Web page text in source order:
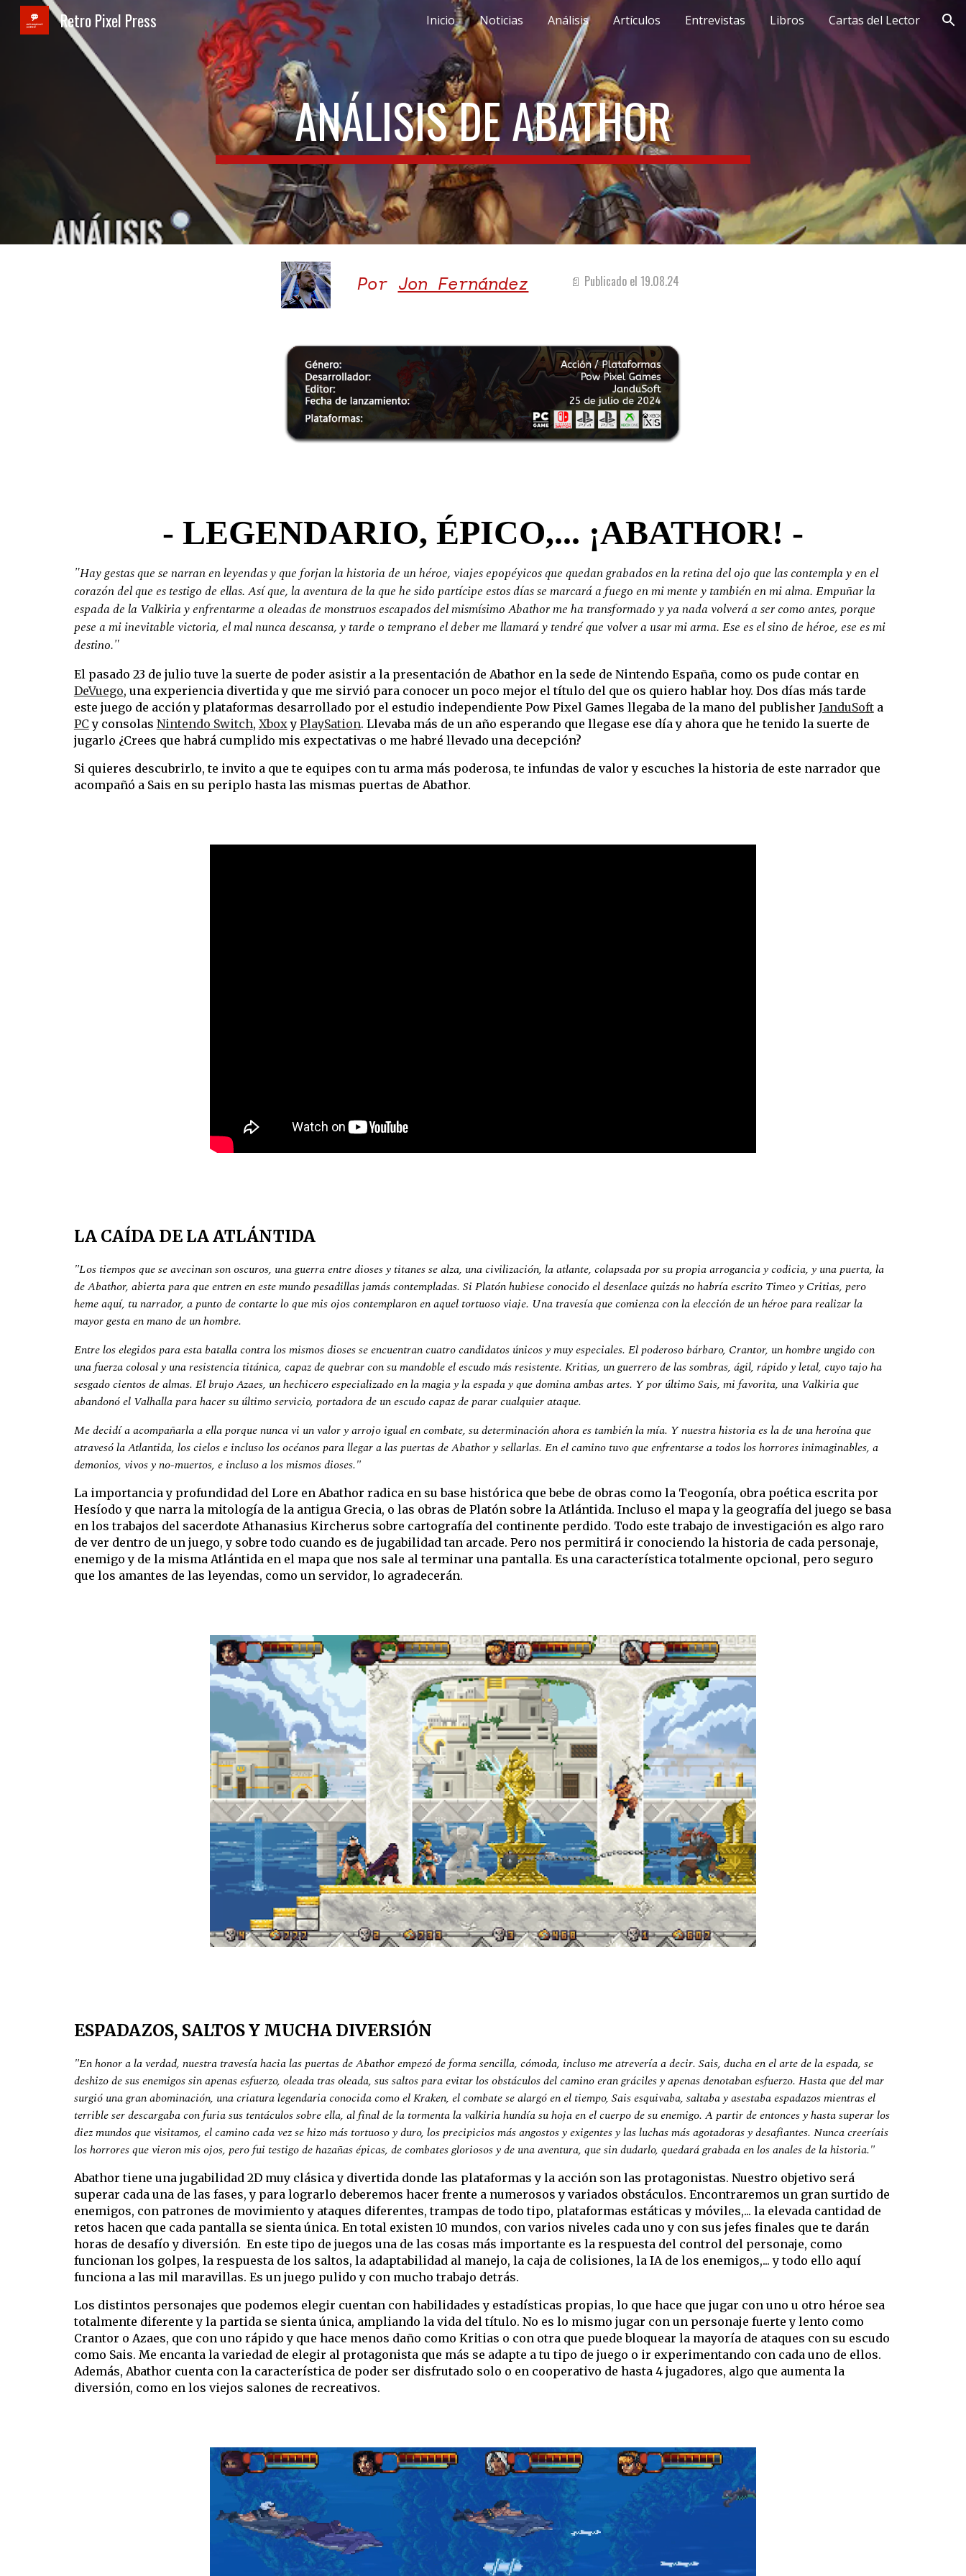
Skip to main content Skip to navigation
Retro Pixel Press Inicio Noticias Análisis Artículos Entrevistas Libros Cartas del Lector
ANÁLISIS DE ABATHOR
Por Jon Fernández 📄 Publicado el 19.08.24
- LEGENDARIO, ÉPICO,... ¡ABATHOR! -
"Hay gestas que se narran en leyendas y que forjan la historia de un héroe, viajes epopéyicos que quedan grabados en la retina del ojo que las contempla y en el
corazón del que es testigo de ellas. Así que, la aventura de la que he sido partícipe estos días se marcará a fuego en mi mente y también en mi alma. Empuñar la
espada de la Valkiria y enfrentarme a oleadas de monstruos escapados del mismísimo Abathor me ha transformado y ya nada volverá a ser como antes, porque
pese a mi inevitable victoria, el mal nunca descansa, y tarde o temprano el deber me llamará y tendré que volver a usar mi arma. Ese es el sino de héroe, ese es mi
destino."
El pasado 23 de julio tuve la suerte de poder asistir a la presentación de Abathor en la sede de Nintendo España, como os pude contar en
DeVuego, una experiencia divertida y que me sirvió para conocer un poco mejor el título del que os quiero hablar hoy. Dos días más tarde
este juego de acción y plataformas desarrollado por el estudio independiente Pow Pixel Games llegaba de la mano del publisher JanduSofta
PCy consolas Nintendo Switch, Xboxy PlaySation. Llevaba más de un año esperando que llegase ese día y ahora que he tenido la suerte de
jugarlo ¿Crees que habrá cumplido mis expectativas o me habré llevado una decepción?
Si quieres descubrirlo, te invito a que te equipes con tu arma más poderosa, te infundas de valor y escuches la historia de este narrador que
acompañó a Sais en su periplo hasta las mismas puertas de Abathor.
LA CAÍDA DE LA ATLÁNTIDA
"Los tiempos que se avecinan son oscuros, una guerra entre dioses y titanes se alza, una civilización, la atlante, colapsada por su propia arrogancia y codicia, y una puerta, la
de Abathor, abierta para que entren en este mundo pesadillas jamás contempladas. Si Platón hubiese conocido el desenlace quizás no habría escrito Timeo y Critias, pero
heme aquí, tu narrador, a punto de contarte lo que mis ojos contemplaron en aquel tortuoso viaje. Una travesía que comienza con la elección de un héroe para realizar la
mayor gesta en mano de un hombre.
Entre los elegidos para esta batalla contra los mismos dioses se encuentran cuatro candidatos únicos y muy especiales. El poderoso bárbaro, Crantor, un hombre ungido con
una fuerza colosal y una resistencia titánica, capaz de quebrar con su mandoble el escudo más resistente. Kritias, un guerrero de las sombras, ágil, rápido y letal, cuyo tajo ha
sesgado cientos de almas. El brujo Azaes, un hechicero especializado en la magia y la espada y que domina ambas artes. Y por último Sais, mi favorita, una Valkiria que
abandonó el Valhalla para hacer su último servicio, portadora de un escudo capaz de parar cualquier ataque.
Me decidí a acompañarla a ella porque nunca vi un valor y arrojo igual en combate, su determinación ahora es también la mía. Y nuestra historia es la de una heroína que
atravesó la Atlantida, los cielos e incluso los océanos para llegar a las puertas de Abathor y sellarlas. En el camino tuvo que enfrentarse a todos los horrores inimaginables, a
demonios, vivos y no-muertos, e incluso a los mismos dioses."
La importancia y profundidad del Lore en Abathor radica en su base histórica que bebe de obras como la Teogonía, obra poética escrita por
Hesíodo y que narra la mitología de la antigua Grecia, o las obras de Platón sobre la Atlántida. Incluso el mapa y la geografía del juego se basa
en los trabajos del sacerdote Athanasius Kircherus sobre cartografía del continente perdido. Todo este trabajo de investigación es algo raro
de ver dentro de un juego, y sobre todo cuando es de jugabilidad tan arcade. Pero nos permitirá ir conociendo la historia de cada personaje,
enemigo y de la misma Atlántida en el mapa que nos sale al terminar una pantalla. Es una característica totalmente opcional, pero seguro
que los amantes de las leyendas, como un servidor, lo agradecerán.
ESPADAZOS, SALTOS Y MUCHA DIVERSIÓN
"En honor a la verdad, nuestra travesía hacia las puertas de Abathor empezó de forma sencilla, cómoda, incluso me atrevería a decir. Sais, ducha en el arte de la espada, se
deshizo de sus enemigos sin apenas esfuerzo, oleada tras oleada, sus saltos para evitar los obstáculos del camino eran gráciles y apenas denotaban esfuerzo. Hasta que del mar
surgió una gran abominación, una criatura legendaria conocida como el Kraken, el combate se alargó en el tiempo, Sais esquivaba, saltaba y asestaba espadazos mientras el
terrible ser descargaba con furia sus tentáculos sobre ella, al final de la tormenta la valkiria hundía su hoja en el cuerpo de su enemigo. A partir de entonces y hasta superar los
diez mundos que visitamos, el camino cada vez se hizo más tortuoso y duro, los precipicios más angostos y exigentes y las luchas más agotadoras y desafiantes. Nunca creeríais
los horrores que vieron mis ojos, pero fui testigo de hazañas épicas, de combates gloriosos y de una aventura, que sin dudarlo, quedará grabada en los anales de la historia."
Abathor tiene una jugabilidad 2D muy clásica y divertida donde las plataformas y la acción son las protagonistas. Nuestro objetivo será
superar cada una de las fases, y para lograrlo deberemos hacer frente a numerosos y variados obstáculos. Encontraremos un gran surtido de
enemigos, con patrones de movimiento y ataques diferentes, trampas de todo tipo, plataformas estáticas y móviles,... la elevada cantidad de
retos hacen que cada pantalla se sienta única. En total existen 10 mundos, con varios niveles cada uno y con sus jefes finales que te darán
horas de desafío y diversión. En este tipo de juegos una de las cosas más importante es la respuesta del control del personaje, como
funcionan los golpes, la respuesta de los saltos, la adaptabilidad al manejo, la caja de colisiones, la IA de los enemigos,... y todo ello aquí
funciona a las mil maravillas. Es un juego pulido y con mucho trabajo detrás.
Los distintos personajes que podemos elegir cuentan con habilidades y estadísticas propias, lo que hace que jugar con uno u otro héroe sea
totalmente diferente y la partida se sienta única, ampliando la vida del título. No es lo mismo jugar con un personaje fuerte y lento como
Crantor o Azaes, que con uno rápido y que hace menos daño como Kritias o con otra que puede bloquear la mayoría de ataques con su escudo
como Sais. Me encanta la variedad de elegir al protagonista que más se adapte a tu tipo de juego o ir experimentando con cada uno de ellos.
Además, Abathor cuenta con la característica de poder ser disfrutado solo o en cooperativo de hasta 4 jugadores, algo que aumenta la
diversión, como en los viejos salones de recreativos.